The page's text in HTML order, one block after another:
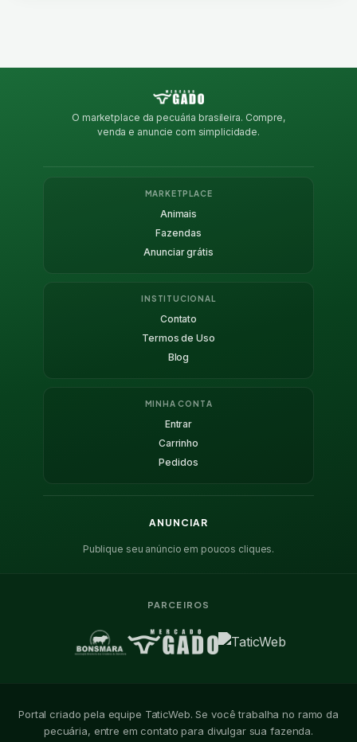
O marketplace da pecuária brasileira. Compre,
venda e anuncie com simplicidade.
MARKETPLACE
Animais
Fazendas
Anunciar grátis
INSTITUCIONAL
Contato
Termos de Uso
Blog
MINHA CONTA
Entrar
Carrinho
Pedidos
ANUNCIAR
Publique seu anúncio em poucos cliques.
PARCEIROS
Portal criado pela equipe TaticWeb. Se você trabalha no ramo da
pecuária, entre em contato para divulgar sua fazenda.